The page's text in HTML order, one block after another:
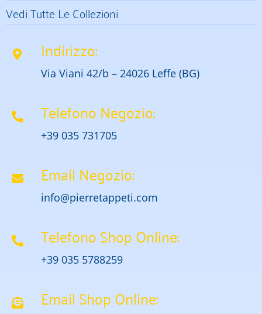
Vedi Tutte Le Collezioni
Indirizzo:
Via Viani 42/b – 24026 Leffe (BG)
Telefono Negozio:
+39 035 731705
Email Negozio:
info@pierretappeti.com
Telefono Shop Online:
+39 035 5788259
Email Shop Online: